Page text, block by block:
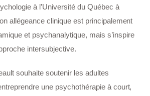
à l’Université du Québec à
allégeance clinique est principalement
et psychanalytique, mais s’inspire
intersubjective.
souhaite soutenir les adultes
une psychothérapie à court,